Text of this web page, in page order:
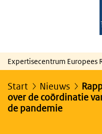
Expertisecentrum Europees
Start Nieuws
over de coördinatie
de pandemie